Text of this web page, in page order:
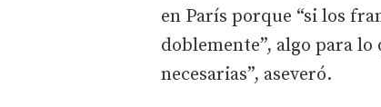
en París porque “si los
doblemente”, algo para lo
necesarias”, aseveró.